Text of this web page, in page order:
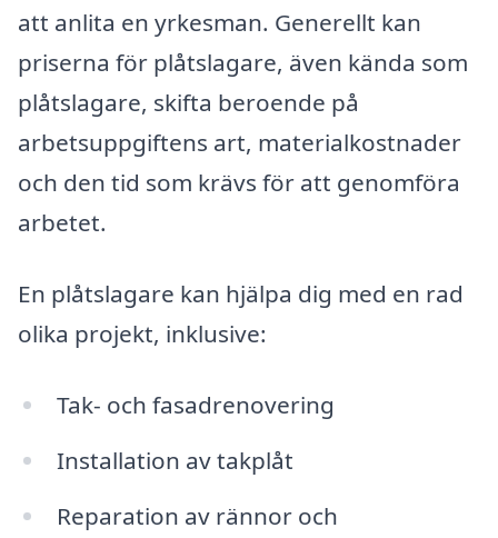
att anlita en yrkesman. Generellt kan
priserna för plåtslagare, även kända som
plåtslagare, skifta beroende på
arbetsuppgiftens art, materialkostnader
och den tid som krävs för att genomföra
arbetet.
En plåtslagare kan hjälpa dig med en rad
olika projekt, inklusive:
Tak- och fasadrenovering
Installation av takplåt
Reparation av rännor och